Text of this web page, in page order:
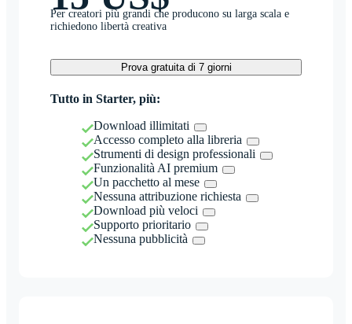
Per creatori più grandi che producono su larga scala e
richiedono libertà creativa
Prova gratuita di 7 giorni
Tutto in Starter, più:
Download illimitati
Accesso completo alla libreria
Strumenti di design professionali
Funzionalità AI premium
Un pacchetto al mese
Nessuna attribuzione richiesta
Download più veloci
Supporto prioritario
Nessuna pubblicità